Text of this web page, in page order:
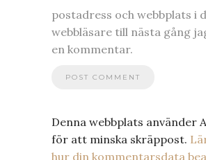
postadress och webbplats i
webbläsare till nästa gång
en kommentar.
Denna webbplats använder
för att minska skräppost.
hur din kommentarsdata